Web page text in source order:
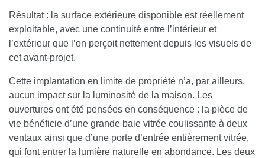
Résultat : la surface extérieure disponible est réellement
exploitable, avec une continuité entre l’intérieur et
l’extérieur que l’on perçoit nettement depuis les visuels de
cet avant-projet.
Cette implantation en limite de propriété n’a, par ailleurs,
aucun impact sur la luminosité de la maison. Les
ouvertures ont été pensées en conséquence : la pièce de
vie bénéficie d’une grande baie vitrée coulissante à deux
ventaux ainsi que d’une porte d’entrée entièrement vitrée,
qui font entrer la lumière naturelle en abondance. Les deux